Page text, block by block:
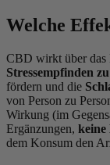
Welche
CBD wirkt über das
Stressempfinden
fördern und die
von Person zu
Wirkung (im
Ergänzungen, keine
dem Konsum den